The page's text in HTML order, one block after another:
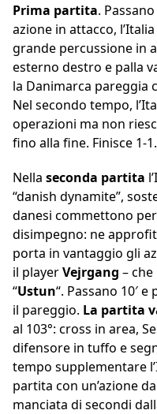
Prima partita.
azione in attacco,
grande percussione in
esterno destro e palla
la Danimarca pareggia
Nel secondo tempo,
operazioni ma non
fino alla fine. Finisce 1-1.
Nella seconda partita
“danish dynamite”,
danesi commettono
disimpegno: ne
porta in vantaggio gli
il playerVejrgang –
“Ustun“. Passano 10′
il pareggio. La partita
al 103°: cross in area,
difensore in tuffo e
tempo supplementare
partita con un’azione
manciata di secondi